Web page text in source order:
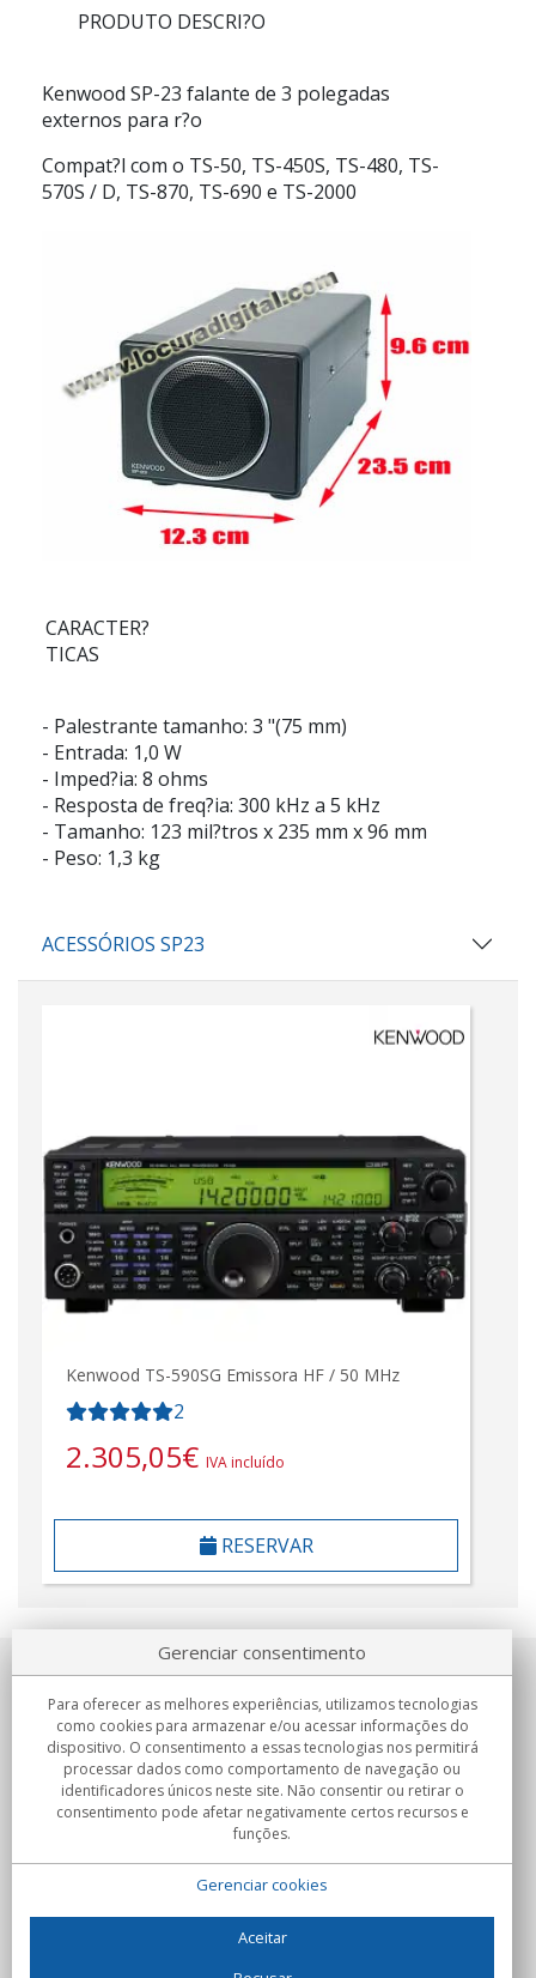
PRODUTO DESCRI?O
Kenwood SP-23 falante de 3 polegadas
externos para r?o
Compat?l com o TS-50, TS-450S, TS-480, TS-
570S / D, TS-870, TS-690 e TS-2000
CARACTER?
TICAS
- Palestrante tamanho: 3 "(75 mm)
- Entrada: 1,0 W
- Imped?ia: 8 ohms
- Resposta de freq?ia: 300 kHz a 5 kHz
- Tamanho: 123 mil?tros x 235 mm x 96 mm
- Peso: 1,3 kg
ACESSÓRIOS SP23
Kenwood TS-590SG Emissora HF / 50 MHz
2
2.305,05€ IVA incluído
RESERVAR
Sobre nosotros
Compromissos
Compras
Gerenciar consentimento
Para oferecer as melhores experiências, utilizamos tecnologias
como cookies para armazenar e/ou acessar informações do
dispositivo. O consentimento a essas tecnologias nos permitirá
processar dados como comportamento de navegação ou
identificadores únicos neste site. Não consentir ou retirar o
consentimento pode afetar negativamente certos recursos e
funções.
Gerenciar cookies
Aceitar